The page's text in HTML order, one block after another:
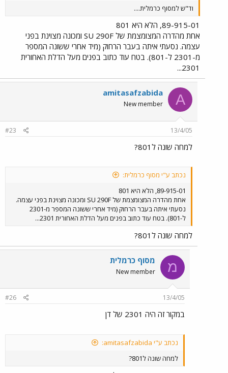
וד"ש למסוף כרמלית....
89-915-01, הלא היא 801
אחת מהדרה המצומצמת של SU 290F ומכונה מצוינת בפני
עצמה. נסעתי איתה בעבר הרחוק (מיד אחרי ששונה המספר
מ-2301 ל-801). בטח עוד כתוב בפנים מעל הדלת האחורית
2301...
A
amitasafzabida
New member
13/4/05
#23
למחה שונה ל801?
נכתב ע"י מסוף כרמלית:
89-915-01, הלא היא 801
אחת מהדרה המצומצמת של SU 290F ומכונה מצוינת בפני עצמה.
נסעתי איתה בעבר הרחוק (מיד אחרי ששונה המספר מ-2301
ל-801). בטח עוד כתוב בפנים מעל הדלת האחורית 2301...
למחה שונה ל801?
מ מסוף כרמלית
New member
13/4/05
#26
במקור זה היה 2301 של דן
נכתב ע"י amitasafzabida:
למחה שונה ל801?